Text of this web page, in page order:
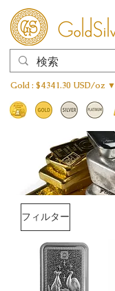
Gold : $4341.30 USD/oz ▼
フィルター